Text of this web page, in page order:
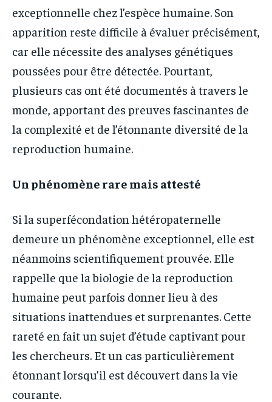
exceptionnelle chez l’espèce humaine. Son
apparition reste difficile à évaluer précisément,
car elle nécessite des analyses génétiques
poussées pour être détectée. Pourtant,
plusieurs cas ont été documentés à travers le
monde, apportant des preuves fascinantes de
la complexité et de l’étonnante diversité de la
reproduction humaine.
Un phénomène rare mais attesté
Si la superfécondation hétéropaternelle
demeure un phénomène exceptionnel, elle est
néanmoins scientifiquement prouvée. Elle
rappelle que la biologie de la reproduction
humaine peut parfois donner lieu à des
situations inattendues et surprenantes. Cette
rareté en fait un sujet d’étude captivant pour
les chercheurs. Et un cas particulièrement
étonnant lorsqu’il est découvert dans la vie
courante.